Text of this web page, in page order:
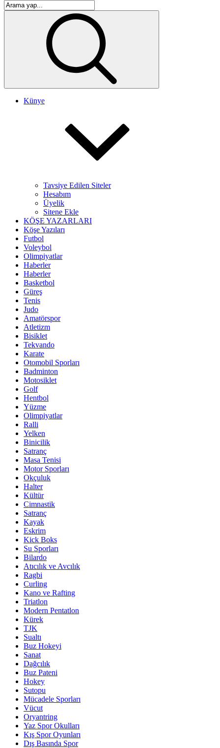
Künye
Tavsiye Edilen Siteler
Hesabım
Üyelik
Sitene Ekle
KÖŞE YAZARLARI
Köşe Yazıları
Futbol
Voleybol
Olimpiyatlar
Haberler
Haberler
Basketbol
Güreş
Tenis
Judo
Amatörspor
Atletizm
Bisiklet
Tekvando
Karate
Otomobil Sporları
Badminton
Motosiklet
Golf
Hentbol
Yüzme
Olimpiyatlar
Ralli
Yelken
Binicilik
Satranç
Masa Tenisi
Motor Sporları
Okçuluk
Halter
Kültür
Cimnastik
Satranç
Kayak
Eskrim
Kick Boks
Su Sporları
Bilardo
Atıcılık ve Avcılık
Ragbi
Curling
Kano ve Rafting
Triatlon
Modern Pentatlon
Kürek
TJK
Sualtı
Buz Hokeyi
Sanat
Dağcılık
Buz Pateni
Hokey
Sutopu
Mücadele Sporları
Vücut
Oryantring
Yaz Spor Okulları
Kış Spor Oyunları
Dış Basında Spor